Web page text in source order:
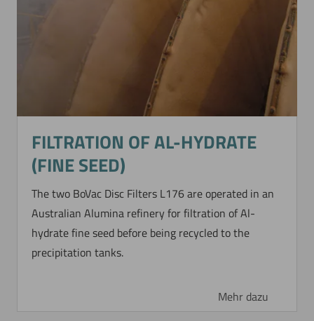
FILTRATION OF AL-HYDRATE
(FINE SEED)
The two BoVac Disc Filters L176 are operated in an
Australian Alumina refinery for filtration of Al-
hydrate fine seed before being recycled to the
precipitation tanks.
Mehr dazu
Jetzt direkt die gemerkte Auswahl anfragen.